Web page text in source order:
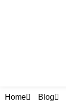
Home Blog